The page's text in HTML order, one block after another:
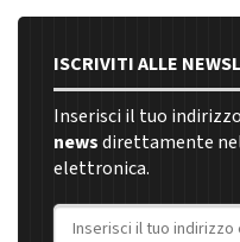
ISCRIVITI ALLE
Inserisci il tuo
newsdirettamente
elettronica.
Indirizzo email